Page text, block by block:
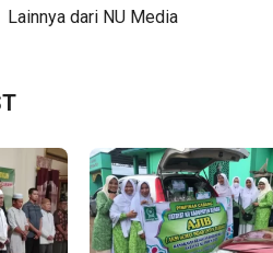
Lainnya dari NU Media